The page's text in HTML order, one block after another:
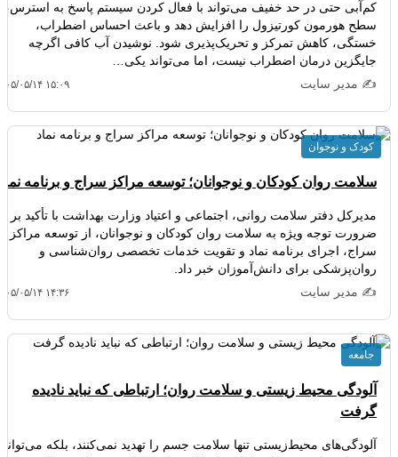
کم‌آبی حتی در حد خفیف می‌تواند با فعال کردن سیستم پاسخ به استرس،
سطح هورمون کورتیزول را افزایش دهد و باعث احساس اضطراب،
خستگی، کاهش تمرکز و تحریک‌پذیری شود. نوشیدن آب کافی اگرچه
جایگزین درمان اضطراب نیست، اما می‌تواند یکی…
✍️ مدیر سایت ۱۴۰۵/۰۵/۱۴
سلامت روان کودکان و نوجوانان؛ توسعه مراکز سراج و برنامه
مدیرکل دفتر سلامت روانی، اجتماعی و اعتیاد وزارت بهداشت با تأکید بر
ضرورت توجه ویژه به سلامت روان کودکان و نوجوانان، از توسعه مراکز
سراج، اجرای برنامه نماد و تقویت خدمات تخصصی روان‌شناسی و
روان‌پزشکی برای دانش‌آموزان خبر داد.
✍️ مدیر سایت ۱۴۰۵/۰۵/۱۴
کودک و نوجوان
آلودگی محیط زیستی و سلامت روان؛ ارتباطی که نباید نادیده
گرفت
آلودگی‌های محیط‌زیستی تنها سلامت جسم را تهدید نمی‌کنند، بلکه
جامعه